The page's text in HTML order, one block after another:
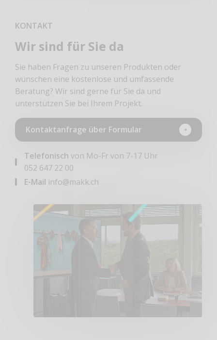
KONTAKT
Wir sind für Sie da
Sie haben Fragen zu unseren Produkten oder
wünschen eine kostenlose und umfassende
Beratung? Wir sind gerne für Sie da und
unterstützen Sie bei Ihrem Projekt.
Kontaktanfrage über Formular
Telefonisch von Mo-Fr von 7-17 Uhr
052 647 22 00
E-Mail info@makk.ch